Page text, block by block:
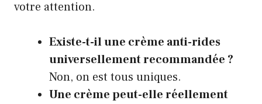
votre attention.
Existe-t-il une crème anti-rides
universellement recommandée ?
Non, on est tous uniques.
Une crème peut-elle réellement